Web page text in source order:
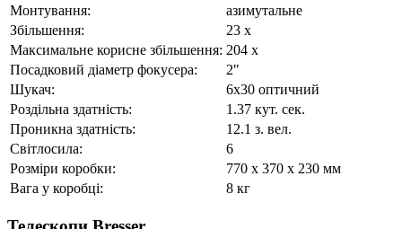
Монтування:
азимутальне
Збільшення:
23 x
Максимальне корисне збільшення: 204 x
Посадковий діаметр фокусера:
2"
Шукач:
6x30 оптичний
Роздільна здатність:
1.37 кут. сек.
Проникна здатність:
12.1 з. вел.
Світлосила:
6
Розміри коробки:
770 x 370 x 230 мм
Вага у коробці:
8 кг